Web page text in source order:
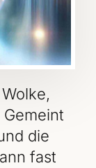
die
fast